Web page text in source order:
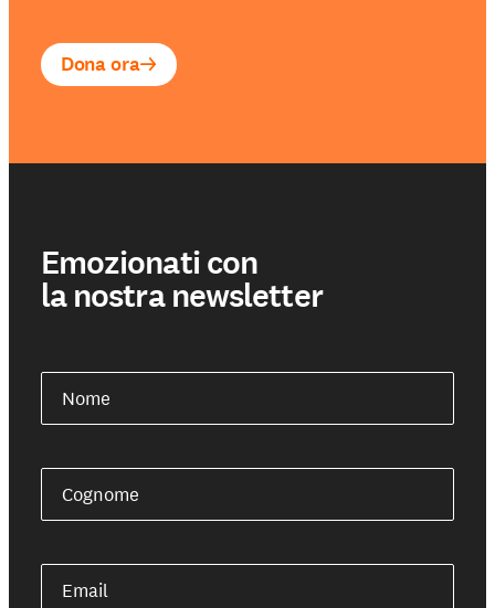
Dona ora
Emozionati con
la nostra newsletter
Nome
Cognome
Email